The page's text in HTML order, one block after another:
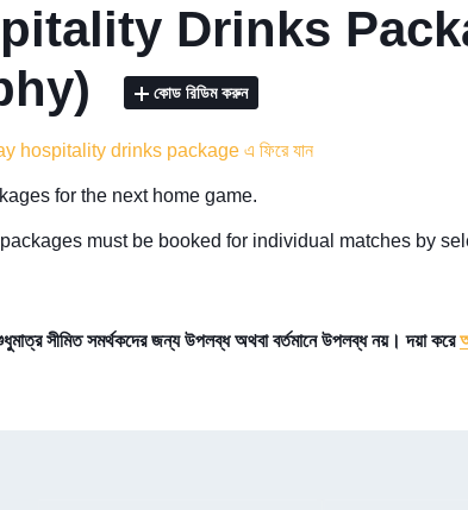
Drinks
কোড রিডিম করুন
hospitality drinks package এ ফিরে যান
for the next home game.
must be booked for individual matches by
সীমিত সমর্থকদের জন্য উপলব্ধ অথবা বর্তমানে উপলব্ধ নয়। দয়া করে